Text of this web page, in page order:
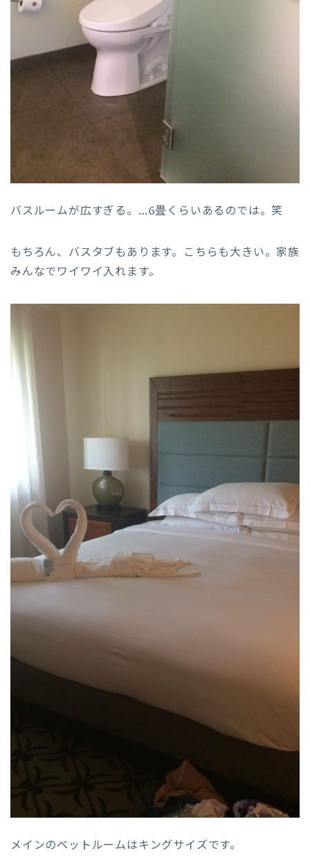
バスルームが広すぎる。…6畳くらいあるのでは。笑
もちろん、バスタブもあります。こちらも大きい。家族
みんなでワイワイ入れます。
メインのベットルームはキングサイズです。